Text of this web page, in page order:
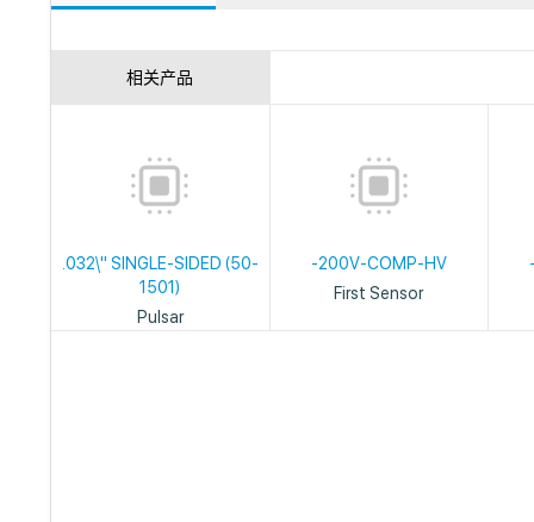
相关产品
.032\" SINGLE-SIDED (50-
1501)
Pulsar
-200V-COMP-HV
First Sensor